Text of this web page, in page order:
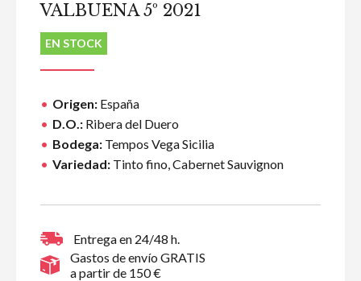
VALBUENA 5º 2021
EN STOCK
Origen: España
D.O.: Ribera del Duero
Bodega: Tempos Vega Sicilia
Variedad: Tinto fino, Cabernet Sauvignon
Entrega en 24/48 h.
Gastos de envío GRATIS
a partir de 150 €